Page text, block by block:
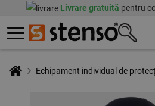
Livrare gratuită pentru
Echipament individual de